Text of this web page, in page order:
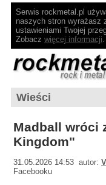
Serwis rockmetal.pl
naszych stron wyrażasz
ustawieniami Twojej
Zobacz więcej informacji.
Wieści
Madball wróci
Kingdom"
31.05.2026 14:53 autor:
Facebooku